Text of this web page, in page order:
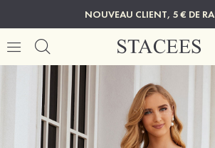
NOUVEAU CLIENT, 5 € DE